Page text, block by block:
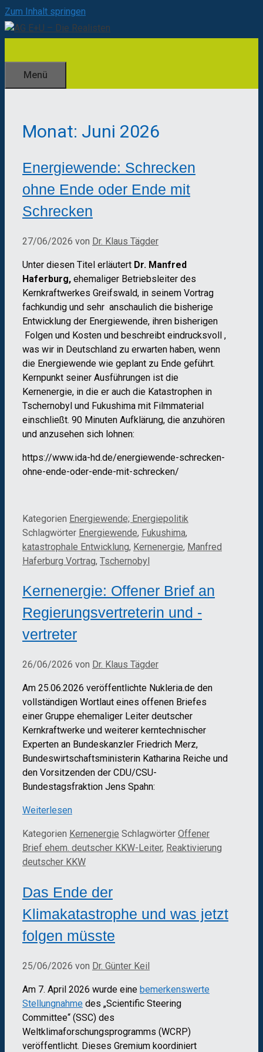
Zum Inhalt springen
Menü
Monat: Juni 2026
Energiewende: Schrecken
ohne Ende oder Ende mit
Schrecken
27/06/2026 von Dr. Klaus Tägder
Unter diesen Titel erläutert Dr. Manfred
Haferburg, ehemaliger Betriebsleiter des
Kernkraftwerkes Greifswald, in seinem Vortrag
fachkundig und sehr anschaulich die bisherige
Entwicklung der Energiewende, ihren bisherigen
Folgen und Kosten und beschreibt eindrucksvoll ,
was wir in Deutschland zu erwarten haben, wenn
die Energiewende wie geplant zu Ende geführt.
Kernpunkt seiner Ausführungen ist die
Kernenergie, in die er auch die Katastrophen in
Tschernobyl und Fukushima mit Filmmaterial
einschließt. 90 Minuten Aufklärung, die anzuhören
und anzusehen sich lohnen:
https://www.ida-hd.de/energiewende-schrecken-
ohne-ende-oder-ende-mit-schrecken/
Kategorien Energiewende; Energiepolitik
Schlagwörter Energiewende, Fukushima,
katastrophale Entwicklung, Kernenergie, Manfred
Haferburg Vortrag, Tschernobyl
Kernenergie: Offener Brief an
Regierungsvertreterin und -
vertreter
26/06/2026 von Dr. Klaus Tägder
Am 25.06.2026 veröffentlichte Nukleria.de den
vollständigen Wortlaut eines offenen Briefes
einer Gruppe ehemaliger Leiter deutscher
Kernkraftwerke und weiterer kerntechnischer
Experten an Bundeskanzler Friedrich Merz,
Bundeswirtschaftsministerin Katharina Reiche und
den Vorsitzenden der CDU/CSU-
Bundestagsfraktion Jens Spahn:
Weiterlesen
Kategorien Kernenergie Schlagwörter Offener
Brief ehem. deutscher KKW-Leiter, Reaktivierung
deutscher KKW
Das Ende der
Klimakatastrophe und was jetzt
folgen müsste
25/06/2026 von Dr. Günter Keil
Am 7. April 2026 wurde eine bemerkenswerte
Stellungnahme des „Scientific Steering
Committee“ (SSC) des
Weltklimaforschungsprogramms (WCRP)
veröffentlicht. Dieses Gremium koordiniert